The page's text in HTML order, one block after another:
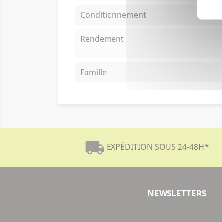
Conditionnement
Rendement
Famille
local_shipping EXPÉDITION SOUS 24-48H*
NEWSLETTERS